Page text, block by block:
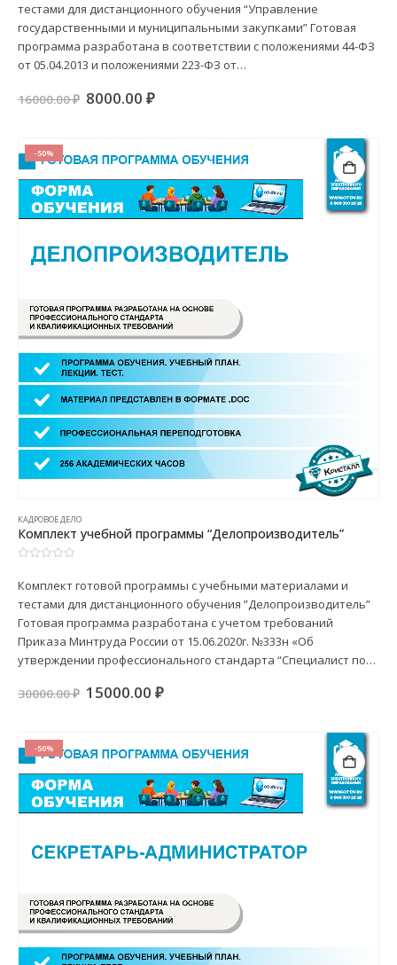
тестами для дистанционного обучения “Управление
государственными и муниципальными закупками” Готовая
программа разработана в соответствии с положениями 44-ФЗ
от 05.04.2013 и положениями 223-ФЗ от…
16000.00₽ Первоначальная
8000.00 ₽Текущая
-50%
КАДРОВОЕ ДЕЛО
Комплект учебной программы “Делопроизводитель”
Комплект готовой программы с учебными материалами и
тестами для дистанционного обучения ”Делопроизводитель”
Готовая программа разработана с учетом требований
Приказа Минтруда России от 15.06.2020г. №333н «Об
утверждении профессионального стандарта “Специалист по…
30000.00₽ Первоначальная
15000.00 ₽Текущая
-50%